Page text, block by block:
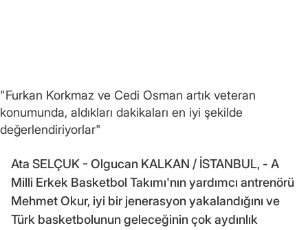
"Furkan Korkmaz ve Cedi Osman artık veteran
konumunda, aldıkları dakikaları en iyi şekilde
değerlendiriyorlar"
Ata SELÇUK - Olgucan KALKAN / İSTANBUL, - A
Milli Erkek Basketbol Takımı'nın yardımcı antrenörü
Mehmet Okur, iyi bir jenerasyon yakalandığını ve
Türk basketbolunun geleceğinin çok aydınlık